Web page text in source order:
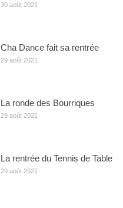
30 août 2021
Cha Dance fait sa rentrée
29 août 2021
La ronde des Bourriques
29 août 2021
La rentrée du Tennis de Table
29 août 2021